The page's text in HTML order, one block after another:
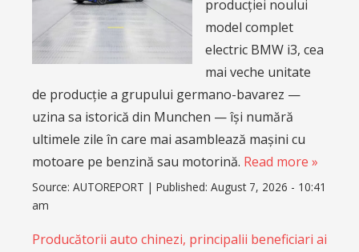
producției noului
model complet
electric BMW i3, cea
mai veche unitate
de producție a grupului germano-bavarez —
uzina sa istorică din Munchen — își numără
ultimele zile în care mai asamblează mașini cu
motoare pe benzină sau motorină. Read more »
Source: AUTOREPORT | Published: August 7, 2026 - 10:41
am
Producătorii auto chinezi, principalii beneficiari ai